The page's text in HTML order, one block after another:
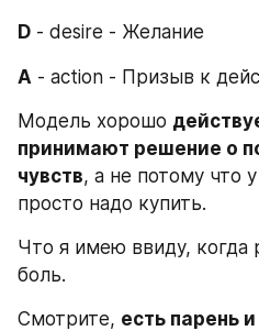
D - desire - Желание
A - action - Призыв к
Модель хорошо
принимают решение о
чувств, а не потому что
просто надо купить.
Что я имею ввиду, когда
боль.
Смотрите, есть парень